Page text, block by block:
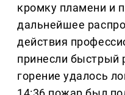
кромку пламени и
дальнейшее
действия
принесли быстрый
горение удалось